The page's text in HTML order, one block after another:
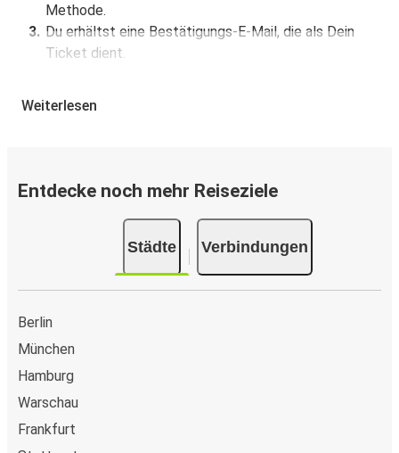
Methode.
Du erhältst eine Bestätigungs-E-Mail, die als Dein
Ticket dient.
Winnyzja in der App.
Verkaufsstellen für Tickets
offiziellen Ticketverkaufsstellen oder FlixShops.
Buche Deine Fahrt von oder nach Winnyzja mit
An Bord kaufen
Weiterlesen
Entdecke noch mehr Reiseziele
Städte Verbindungen
Berlin
München
Hamburg
Warschau
Frankfurt